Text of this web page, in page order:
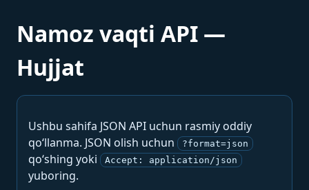
Namoz vaqti API —
Hujjat
Ushbu sahifa JSON API uchun rasmiy oddiy
qo‘llanma. JSON olish uchun
?format=json
qo‘shing yoki Accept: application/json
yuboring.